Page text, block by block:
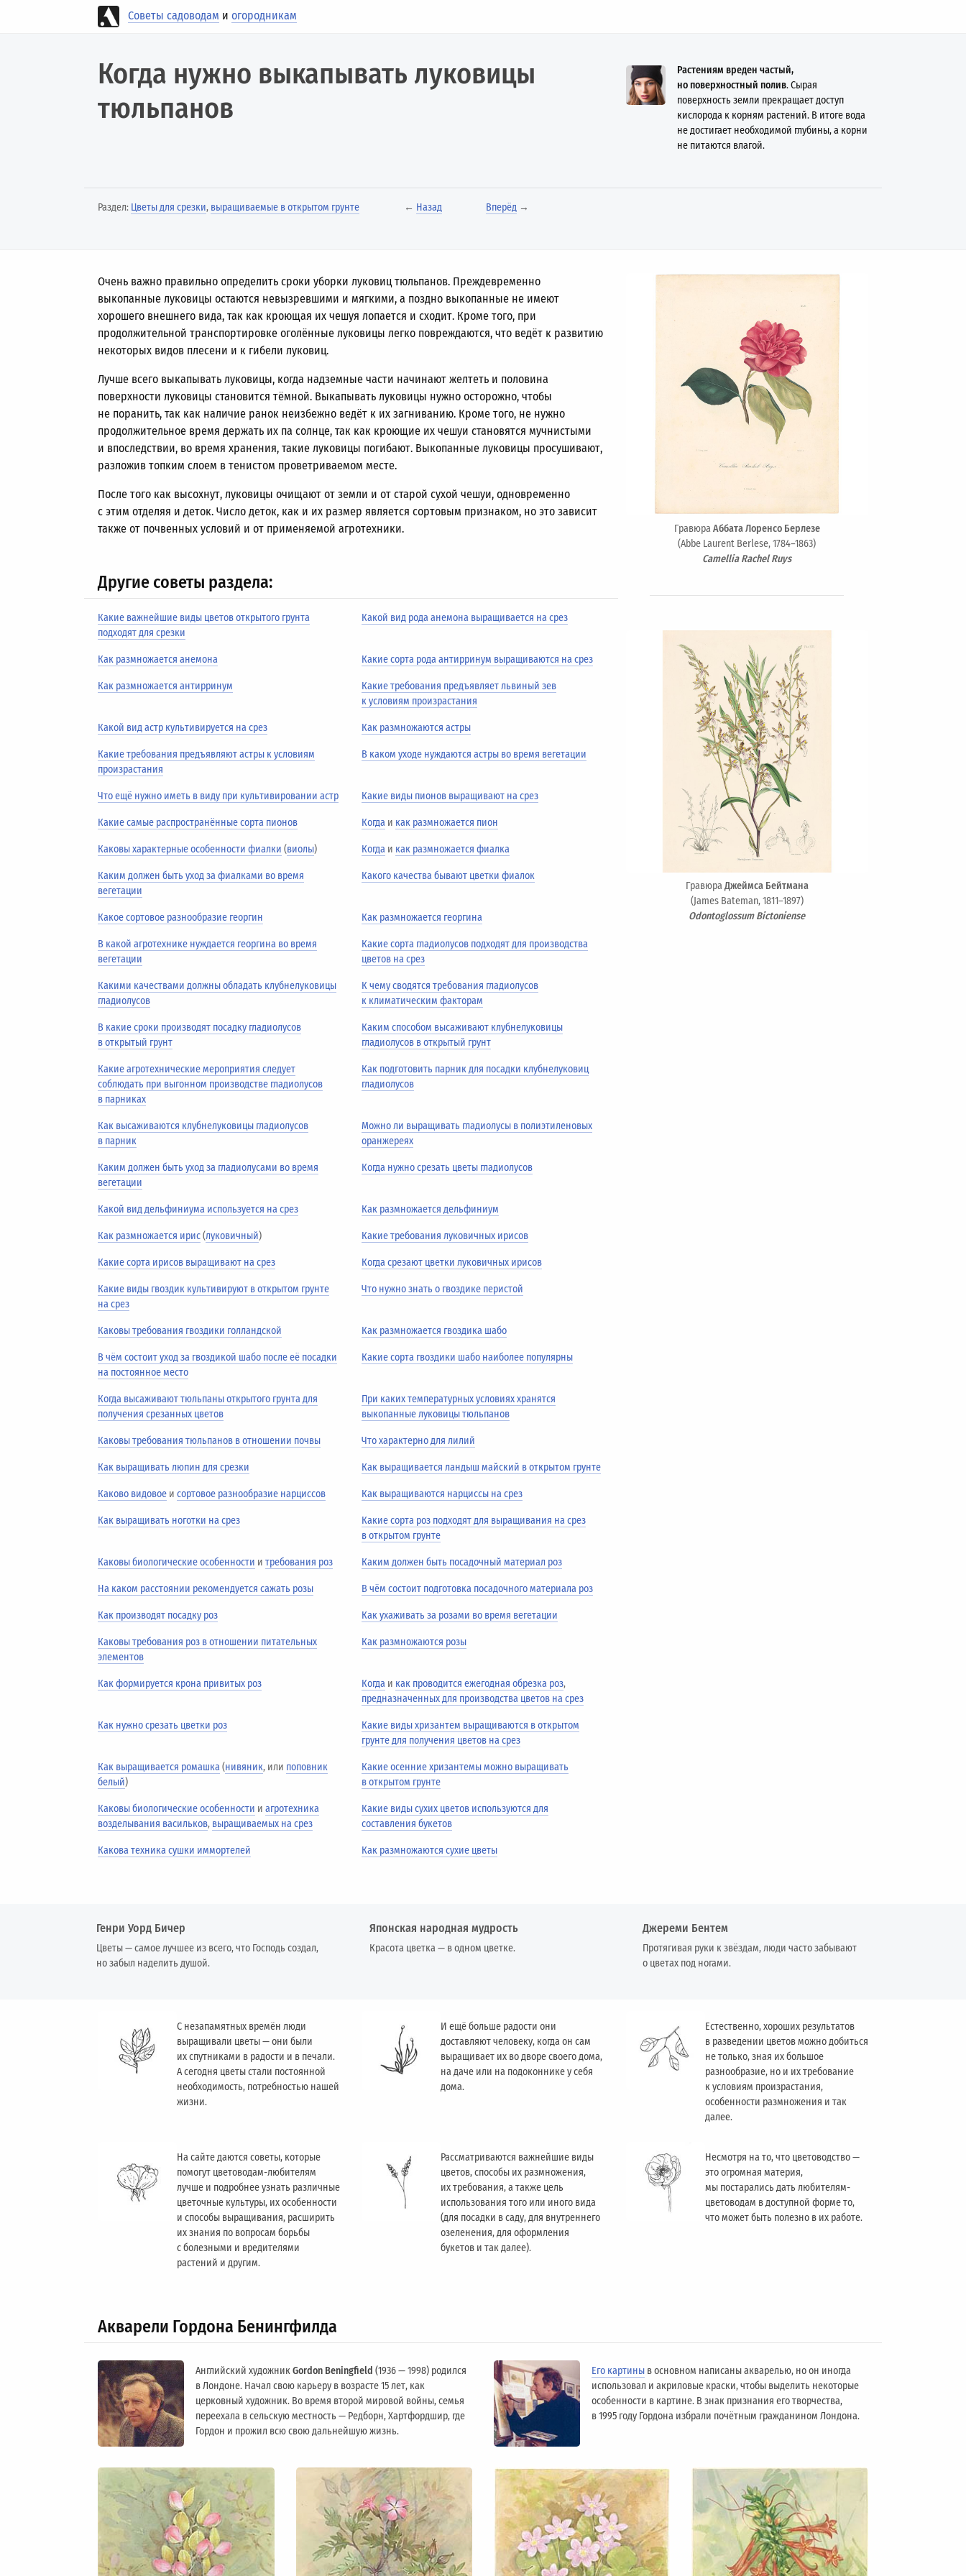
Советы садоводам иогородникам
Когда нужно выкапывать луковицы
тюльпанов
Растениям вреден частый,
но поверхностный полив. Сырая
поверхность земли прекращает доступ
кислорода к корням растений. В итоге вода
не достигает необходимой глубины, а корни
не питаются влагой.
Раздел: Цветы для срезки, выращиваемые в открытом грунте ← Назад Вперёд →
Очень важно правильно определить сроки уборки луковиц тюльпанов. Преждевременно
выкопанные луковицы остаются невызревшими и мягкими, а поздно выкопанные не имеют
хорошего внешнего вида, так как кроющая их чешуя лопается и сходит. Кроме того, при
продолжительной транспортировке оголённые луковицы легко повреждаются, что ведёт к развитию
некоторых видов плесени и к гибели луковиц.
Лучше всего выкапывать луковицы, когда надземные части начинают желтеть и половина
поверхности луковицы становится тёмной. Выкапывать луковицы нужно осторожно, чтобы
не поранить, так как наличие ранок неизбежно ведёт к их загниванию. Кроме того, не нужно
продолжительное время держать их па солнце, так как кроющие их чешуи становятся мучнистыми
и впоследствии, во время хранения, такие луковицы погибают. Выкопанные луковицы просушивают,
разложив топким слоем в тенистом проветриваемом месте.
После того как высохнут, луковицы очищают от земли и от старой сухой чешуи, одновременно
с этим отделяя и деток. Число деток, как и их размер является сортовым признаком, но это зависит
также от почвенных условий и от применяемой агротехники.
Другие советы раздела:
Какие важнейшие виды цветов открытого грунта
подходят для срезки
Какой вид рода анемона выращивается на срез
Как размножается анемона Какие сорта рода антирринум выращиваются на срез
Как размножается антирринум
Какие требования предъявляет львиный зев
к условиям произрастания
Какой вид астр культивируется на срез Как размножаются астры
Какие требования предъявляют астры к условиям
произрастания
В каком уходе нуждаются астры во время вегетации
Что ещё нужно иметь в виду при культивировании астр Какие виды пионов выращивают на срез
Какие самые распространённые сорта пионов Когда и как размножается пион
Каковы характерные особенности фиалки (виолы) Когда и как размножается фиалка
Каким должен быть уход за фиалками во время
вегетации
Какого качества бывают цветки фиалок
Какое сортовое разнообразие георгин Как размножается георгина
В какой агротехнике нуждается георгина во время
вегетации
Какие сорта гладиолусов подходят для производства
цветов на срез
Какими качествами должны обладать клубнелуковицы
гладиолусов
К чему сводятся требования гладиолусов
к климатическим факторам
В какие сроки производят посадку гладиолусов
в открытый грунт
Каким способом высаживают клубнелуковицы
гладиолусов в открытый грунт
Какие агротехнические мероприятия следует
соблюдать при выгонном производстве гладиолусов
в парниках
Как подготовить парник для посадки клубнелуковиц
гладиолусов
Как высаживаются клубнелуковицы гладиолусов
в парник
Можно ли выращивать гладиолусы в полиэтиленовых
оранжереях
Каким должен быть уход за гладиолусами во время
вегетации
Когда нужно срезать цветы гладиолусов
Какой вид дельфиниума используется на срез Как размножается дельфиниум
Как размножается ирис(луковичный) Какие требования луковичных ирисов
Какие сорта ирисов выращивают на срез Когда срезают цветки луковичных ирисов
Какие виды гвоздик культивируют в открытом грунте
на срез
Что нужно знать о гвоздике перистой
Каковы требования гвоздики голландской Как размножается гвоздика шабо
В чём состоит уход за гвоздикой шабо после её посадки
на постоянное место
Какие сорта гвоздики шабо наиболее популярны
Когда высаживают тюльпаны открытого грунта для
получения срезанных цветов
При каких температурных условиях хранятся
выкопанные луковицы тюльпанов
Каковы требования тюльпанов в отношении почвы Что характерно для лилий
Как выращивать люпин для срезки Как выращивается ландыш майский в открытом грунте
Каково видовое исортовое разнообразие нарциссов Как выращиваются нарциссы на срез
Как выращивать ноготки на срез
Какие сорта роз подходят для выращивания на срез
в открытом грунте
Каковы биологические особенности итребования роз Каким должен быть посадочный материал роз
На каком расстоянии рекомендуется сажать розы В чём состоит подготовка посадочного материала роз
Как производят посадку роз Как ухаживать за розами во время вегетации
Каковы требования роз в отношении питательных
элементов
Как размножаются розы
Как формируется крона привитых роз Когда и как проводится ежегодная обрезка роз,
предназначенных для производства цветов на срез
Как нужно срезать цветки роз
Какие виды хризантем выращиваются в открытом
грунте для получения цветов на срез
Как выращивается ромашка(нивяник, или поповник
белый)
Какие осенние хризантемы можно выращивать
в открытом грунте
Каковы биологические особенности иагротехника
возделывания васильков, выращиваемых на срез
Какие виды сухих цветов используются для
составления букетов
Какова техника сушки иммортелей Как размножаются сухие цветы
ГравюраАббата Лоренсо Берлезе
(Abbe Laurent Berlese, 1784–1863)
Camellia Rachel Ruys
ГравюраДжеймса Бейтмана
(James Bateman, 1811–1897)
Odontoglossum Bictoniense
Генри Уорд Бичер
Цветы — самое лучшее из всего, что Господь создал,
но забыл наделить душой.
Японская народная мудрость
Красота цветка — в одном цветке.
Джереми Бентем
Протягивая руки к звёздам, люди часто забывают
о цветах под ногами.
С незапамятных времён люди
выращивали цветы — они были
их спутниками в радости и в печали.
А сегодня цветы стали постоянной
необходимость, потребностью нашей
жизни.
И ещё больше радости они
доставляют человеку, когда он сам
выращивает их во дворе своего дома,
на даче или на подоконнике у себя
дома.
Естественно, хороших результатов
в разведении цветов можно добиться
не только, зная их большое
разнообразие, но и их требование
к условиям произрастания,
особенности размножения и так
далее.
На сайте даются советы, которые
помогут цветоводам-любителям
лучше и подробнее узнать различные
цветочные культуры, их особенности
и способы выращивания, расширить
их знания по вопросам борьбы
с болезными и вредителями
растений и другим.
Рассматриваются важнейшие виды
цветов, способы их размножения,
их требования, а также цель
использования того или иного вида
(для посадки в саду, для внутреннего
озеленения, для оформления
букетов и так далее).
Несмотря на то, что цветоводство —
это огромная материя,
мы постарались дать любителям-
цветоводам в доступной форме то,
что может быть полезно в их работе.
Акварели Гордона Бенингфилда
Английский художникGordon Beningfield (1936 — 1998) родился
в Лондоне. Начал свою карьеру в возрасте 15 лет, как
церковный художник. Во время второй мировой войны, семья
переехала в сельскую местность — Редборн, Хартфордшир, где
Гордон и прожил всю свою дальнейшую жизнь.
Его картины в основном написаны акварелью, но он иногда
использовал и акриловые краски, чтобы выделить некоторые
особенности в картине. В знак признания его творчества,
в 1995 году Гордона избрали почётным гражданином Лондонa.